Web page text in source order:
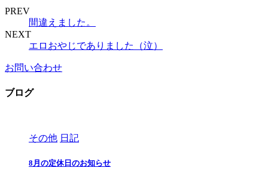
PREV
間違えました。
NEXT
エロおやじでありました（泣）
お問い合わせ
ブログ
その他 日記
8月の定休日のお知らせ